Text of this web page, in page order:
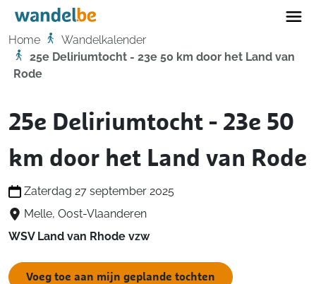
Home
Home
Wandelkalender
25e Deliriumtocht - 23e 50 km door het Land van
Rode
25e Deliriumtocht - 23e 50
km door het Land van Rode
Zaterdag 27 september 2025
Melle, Oost-Vlaanderen
WSV Land van Rhode vzw
Voeg toe aan mijn geplande tochten